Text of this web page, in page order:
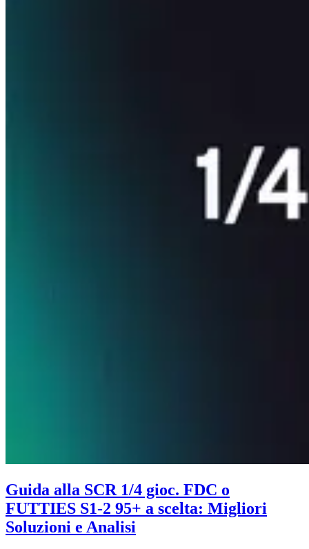
Guida alla SCR 1/4 gioc. FDC o
FUTTIES S1-2 95+ a scelta: Migliori
Soluzioni e Analisi